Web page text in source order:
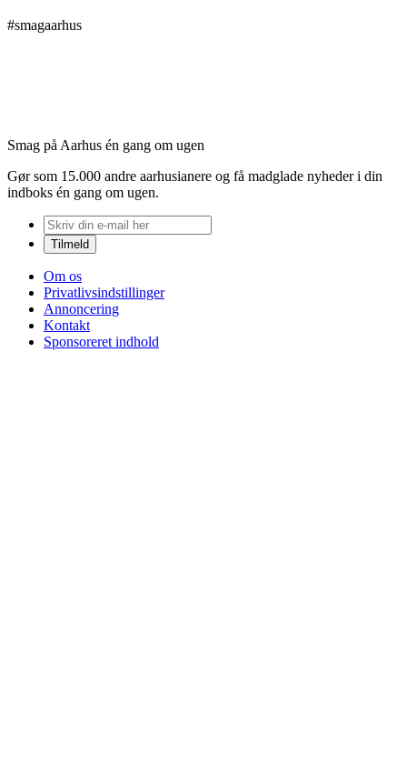
#smagaarhus
Smag på Aarhus én gang om ugen
Gør som 15.000 andre aarhusianere og få madglade nyheder i din
indboks én gang om ugen.
Om os
Privatlivsindstillinger
Annoncering
Kontakt
Sponsoreret indhold